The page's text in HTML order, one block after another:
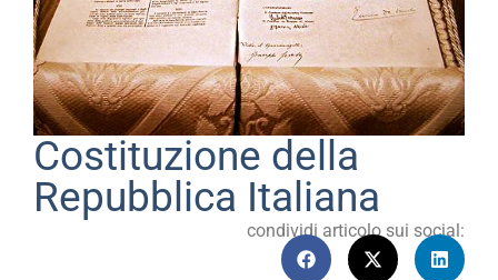
Costituzione della
Repubblica Italiana
condividi articolo sui social: